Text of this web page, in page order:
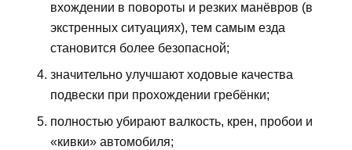
вхождении в повороты и резких манёвров (в
экстренных ситуациях), тем самым езда
становится более безопасной;
значительно улучшают ходовые качества
подвески при прохождении гребёнки;
полностью убирают валкость, крен, пробои и
«кивки» автомобиля;